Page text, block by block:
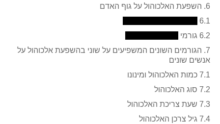
6. השפעת האלכוהול על גוף האדם
6.1
6.2 גורמי
7. הגורמים השונים המשפיעים על שוני בהשפעת אלכוהול על
אנשים שונים
7.1 כמות האלכוהול ומינונו
7.2 סוג האלכוהול
7.3 שעת צריכת האלכוהול
7.4 גיל צרכן האלכוהול